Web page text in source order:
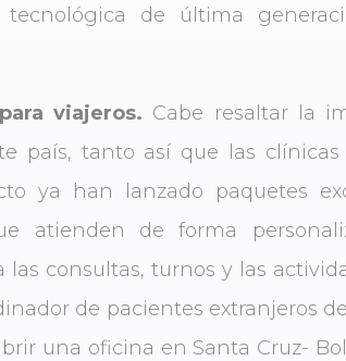
tecnológica de última
viajeros. Cabe resaltar la
país, tanto así que las
ya han lanzado paquetes
atienden de forma
las consultas, turnos y las
de pacientes extranjeros
una oficina en Santa Cruz-